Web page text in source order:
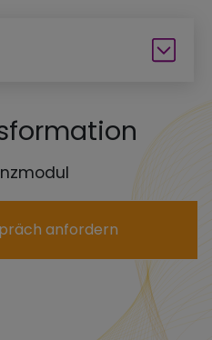
anfordern